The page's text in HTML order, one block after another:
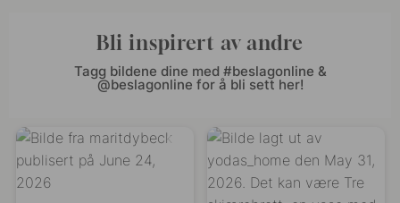
Bli inspirert av andre
Tagg bildene dine med #beslagonline &
@beslagonline for å bli sett her!